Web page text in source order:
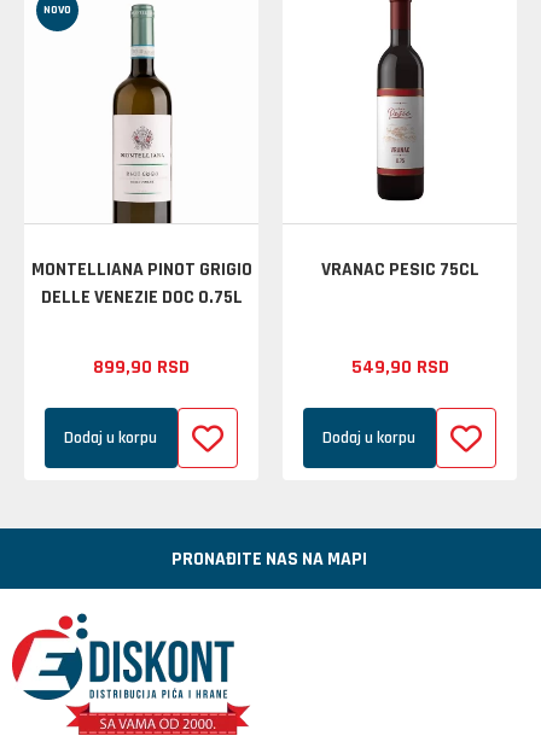
NOVO
MONTELLIANA PINOT GRIGIO
DELLE VENEZIE DOC 0.75L
899,90 RSD
Dodaj u korpu
VRANAC PESIC 75CL
549,90 RSD
Dodaj u korpu
PRONAĐITE NAS NA MAPI